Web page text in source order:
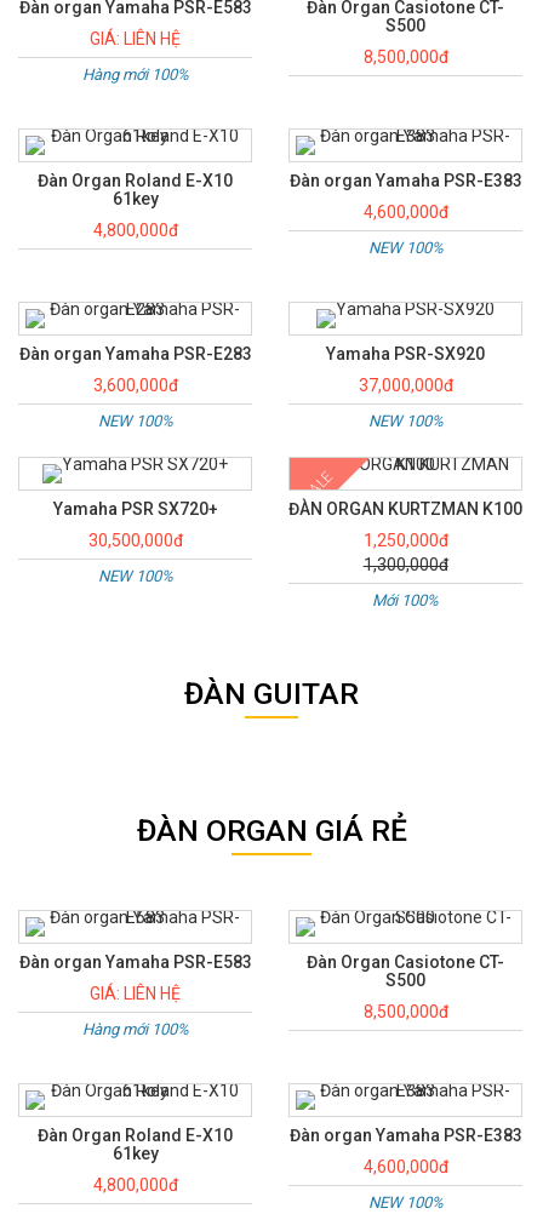
Đàn organ Yamaha PSR-E583
GIÁ: LIÊN HỆ
Hàng mới 100%
Đàn Organ Casiotone CT-
S500
8,500,000đ
Đàn Organ Roland E-X10
61key
4,800,000đ
Đàn organ Yamaha PSR-E383
4,600,000đ
NEW 100%
Đàn organ Yamaha PSR-E283
3,600,000đ
NEW 100%
Yamaha PSR-SX920
37,000,000đ
NEW 100%
Yamaha PSR SX720+
30,500,000đ
NEW 100%
SALE
ĐÀN ORGAN KURTZMAN K100
1,250,000đ
1,300,000đ
Mới 100%
ĐÀN GUITAR
ĐÀN ORGAN GIÁ RẺ
Đàn organ Yamaha PSR-E583
GIÁ: LIÊN HỆ
Hàng mới 100%
Đàn Organ Casiotone CT-
S500
8,500,000đ
Đàn Organ Roland E-X10
61key
4,800,000đ
Đàn organ Yamaha PSR-E383
4,600,000đ
NEW 100%